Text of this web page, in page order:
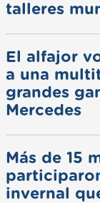
talleres
El alfajor
a una
grandes
Mercedes
Más de 15
invernal